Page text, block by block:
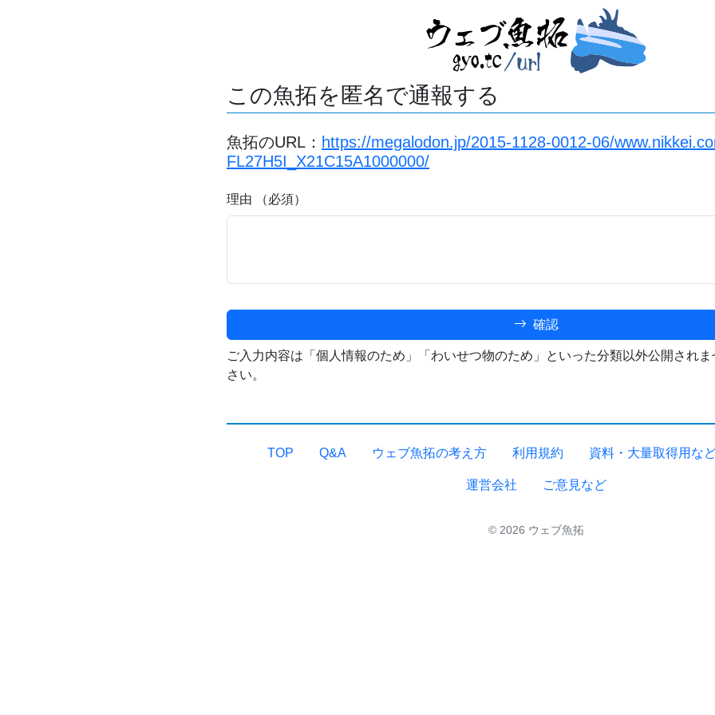
この魚拓を匿名で通報する
魚拓のURL： https://megalodon.jp/2015-1128-0012-06/
FL27H5I_X21C15A1000000/
理由 （必須）
確認
ご入力内容は「個人情報のため」「わいせつ物のため」といった分類以外公開され
さい。
TOP Q&A ウェブ魚拓の考え方 利用規約 資料・大量取得用な
運営会社 ご意見など
© 2026 ウェブ魚拓